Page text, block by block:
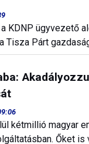
a KDNP ügyvezető
Tisza Párt
kétmillió magyar
Őket